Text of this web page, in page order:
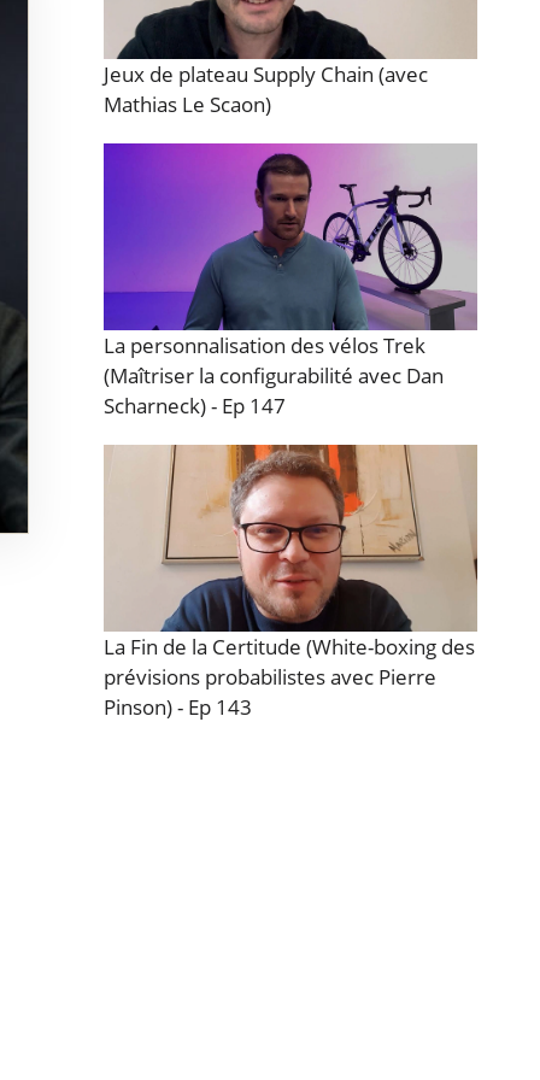
Jeux de plateau Supply Chain (avec
Mathias Le Scaon)
La personnalisation des vélos Trek
(Maîtriser la configurabilité avec Dan
Scharneck) - Ep 147
La Fin de la Certitude (White-boxing des
prévisions probabilistes avec Pierre
Pinson) - Ep 143